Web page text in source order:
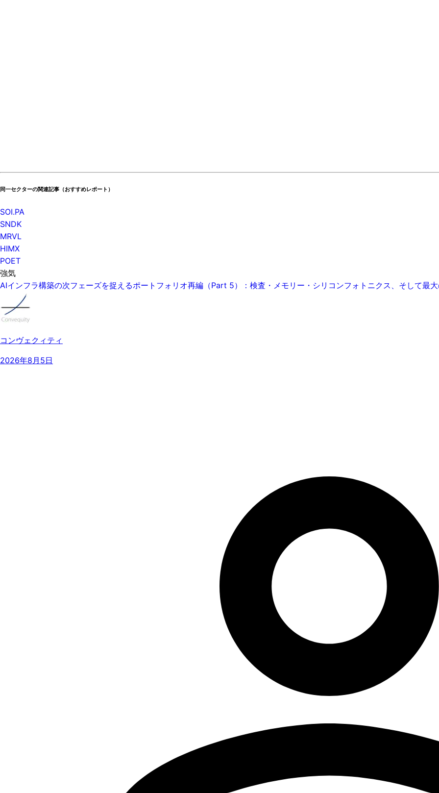
同一セクターの関連記事（おすすめレポート）
SOI.PA
SNDK
MRVL
HIMX
POET
強気
AIインフラ構築の次フェーズを捉えるポートフォリオ再編（Part 5）：検査・メモリー・シリコンフォトニクス、そして最
コンヴェクィティ
2026年8月5日